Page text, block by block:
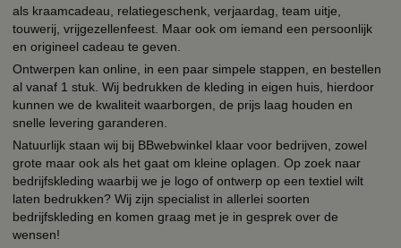
als kraamcadeau, relatiegeschenk, verjaardag, team uitje,
touwerij, vrijgezellenfeest. Maar ook om iemand een persoonlijk
en origineel cadeau te geven.
Ontwerpen kan online, in een paar simpele stappen, en bestellen
al vanaf 1 stuk. Wij bedrukken de kleding in eigen huis, hierdoor
kunnen we de kwaliteit waarborgen, de prijs laag houden en
snelle levering garanderen.
Natuurlijk staan wij bij BBwebwinkel klaar voor bedrijven, zowel
grote maar ook als het gaat om kleine oplagen. Op zoek naar
bedrijfskleding waarbij we je logo of ontwerp op een textiel wilt
laten bedrukken? Wij zijn specialist in allerlei soorten
bedrijfskleding en komen graag met je in gesprek over de
wensen!